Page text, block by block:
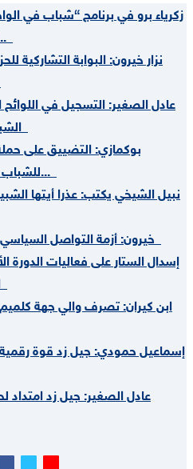
زكرياء برو في برنامج “شباب في
أصل الداء
نزار خيرون: البوابة التشاركية
عادل الصغير: التسجيل في
بوكمازي: التضييق على
للشباب، والمنع لن يثنينا عن أداء واجبنا...
نبيل الشيخي يكتب: عذرا أيتها
خيرون: أزمة التواصل السياسي
إسدال الستار على فعاليات الدورة
ابن كيران: تصرف والي جهة
إسماعيل حمودي: جيل زد قوة